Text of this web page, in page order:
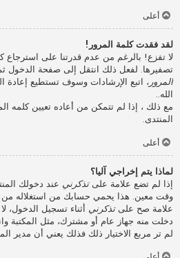
أعلى
لقد فقدت كلمة المرور!
لا تفزع! بالرغم من عدم قدرتنا على استرجاع
تصفيرها. لفعل ذلك انتقل إلى صفحة
المرور ، اتبع الإرشادات وسوف تستطيع
الله..
مع ذلك ، إذا لم تتمكن من أعاده تعيين كلمه
المنتدى.
أعلى
لماذا يتم إخراجي آليا؟
إذا لم تضع علامة علىتذكرني عند دخولك
وقت معين. هذا يحمي حسابك من استغلاله
علامة صح علىتذكرني أثناء تسجيل الدخول،
دخلت منه جهاز عام أو مشترك، مثل المكتبة
لم تر مربع الاختيار ذلك فذلك يعني أن مدير